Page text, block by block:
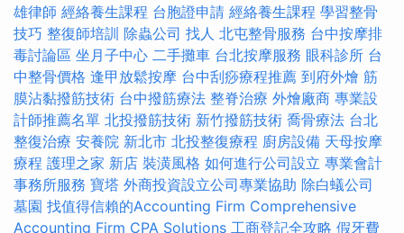
雄律師 經絡養生課程 台胞證申請 經絡養生課程 學習整骨
技巧 整復師培訓 除蟲公司 找人 北屯整骨服務 台中按摩排
毒討論區 坐月子中心 二手攤車 台北按摩服務 眼科診所 台
中整骨價格 逢甲放鬆按摩 台中刮痧療程推薦 到府外燴 筋
膜沾黏撥筋技術 台中撥筋療法 整脊治療 外燴廠商 專業設
計師推薦名單 北投撥筋技術 新竹撥筋技術 喬骨療法 台北
整復治療 安養院 新北市 北投整復療程 廚房設備 天母按摩
療程 護理之家 新店 裝潢風格 如何進行公司設立 專業會計
事務所服務 寶塔 外商投資設立公司專業協助 除白蟻公司
墓園 找值得信賴的Accounting Firm Comprehensive
Accounting Firm CPA Solutions 工商登記全攻略 假牙費